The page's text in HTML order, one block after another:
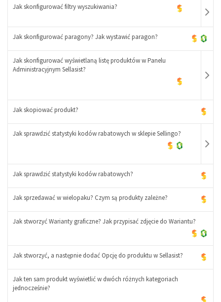
Jak skonfigurować filtry wyszukiwania?
-
Jak skonfigurować paragony? Jak wystawić paragon?
Jak skonfigurować wyświetlaną listę produktów w Panelu
Administracyjnym Sellasist?
Jak skopiować produkt?
Jak sprawdzić statystyki kodów rabatowych w sklepie Sellingo?
+
Jak sprawdzić statystyki kodów rabatowych?
Jak sprzedawać w wielopaku? Czym są produkty zależne?
Jak stworzyć Warianty graficzne? Jak przypisać zdjęcie do Wariantu?
Jak stworzyć, a następnie dodać Opcję do produktu w Sellasist?
Jak ten sam produkt wyświetlić w dwóch różnych kategoriach
jednocześnie?